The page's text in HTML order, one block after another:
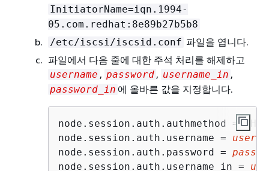
InitiatorName=iqn.1994-
05.com.redhat:8e89b27b5b8
/etc/iscsi/iscsid.conf 파일을 엽니다.
파일에서 다음 줄에 대한 주석 처리를 해제하고
username , password , username_in ,
password_in 에 올바른 값을 지정합니다.
node.session.auth.authmethod = CHAP
node.session.auth.username =
node.session.auth.password =
node.session.auth.username_in =